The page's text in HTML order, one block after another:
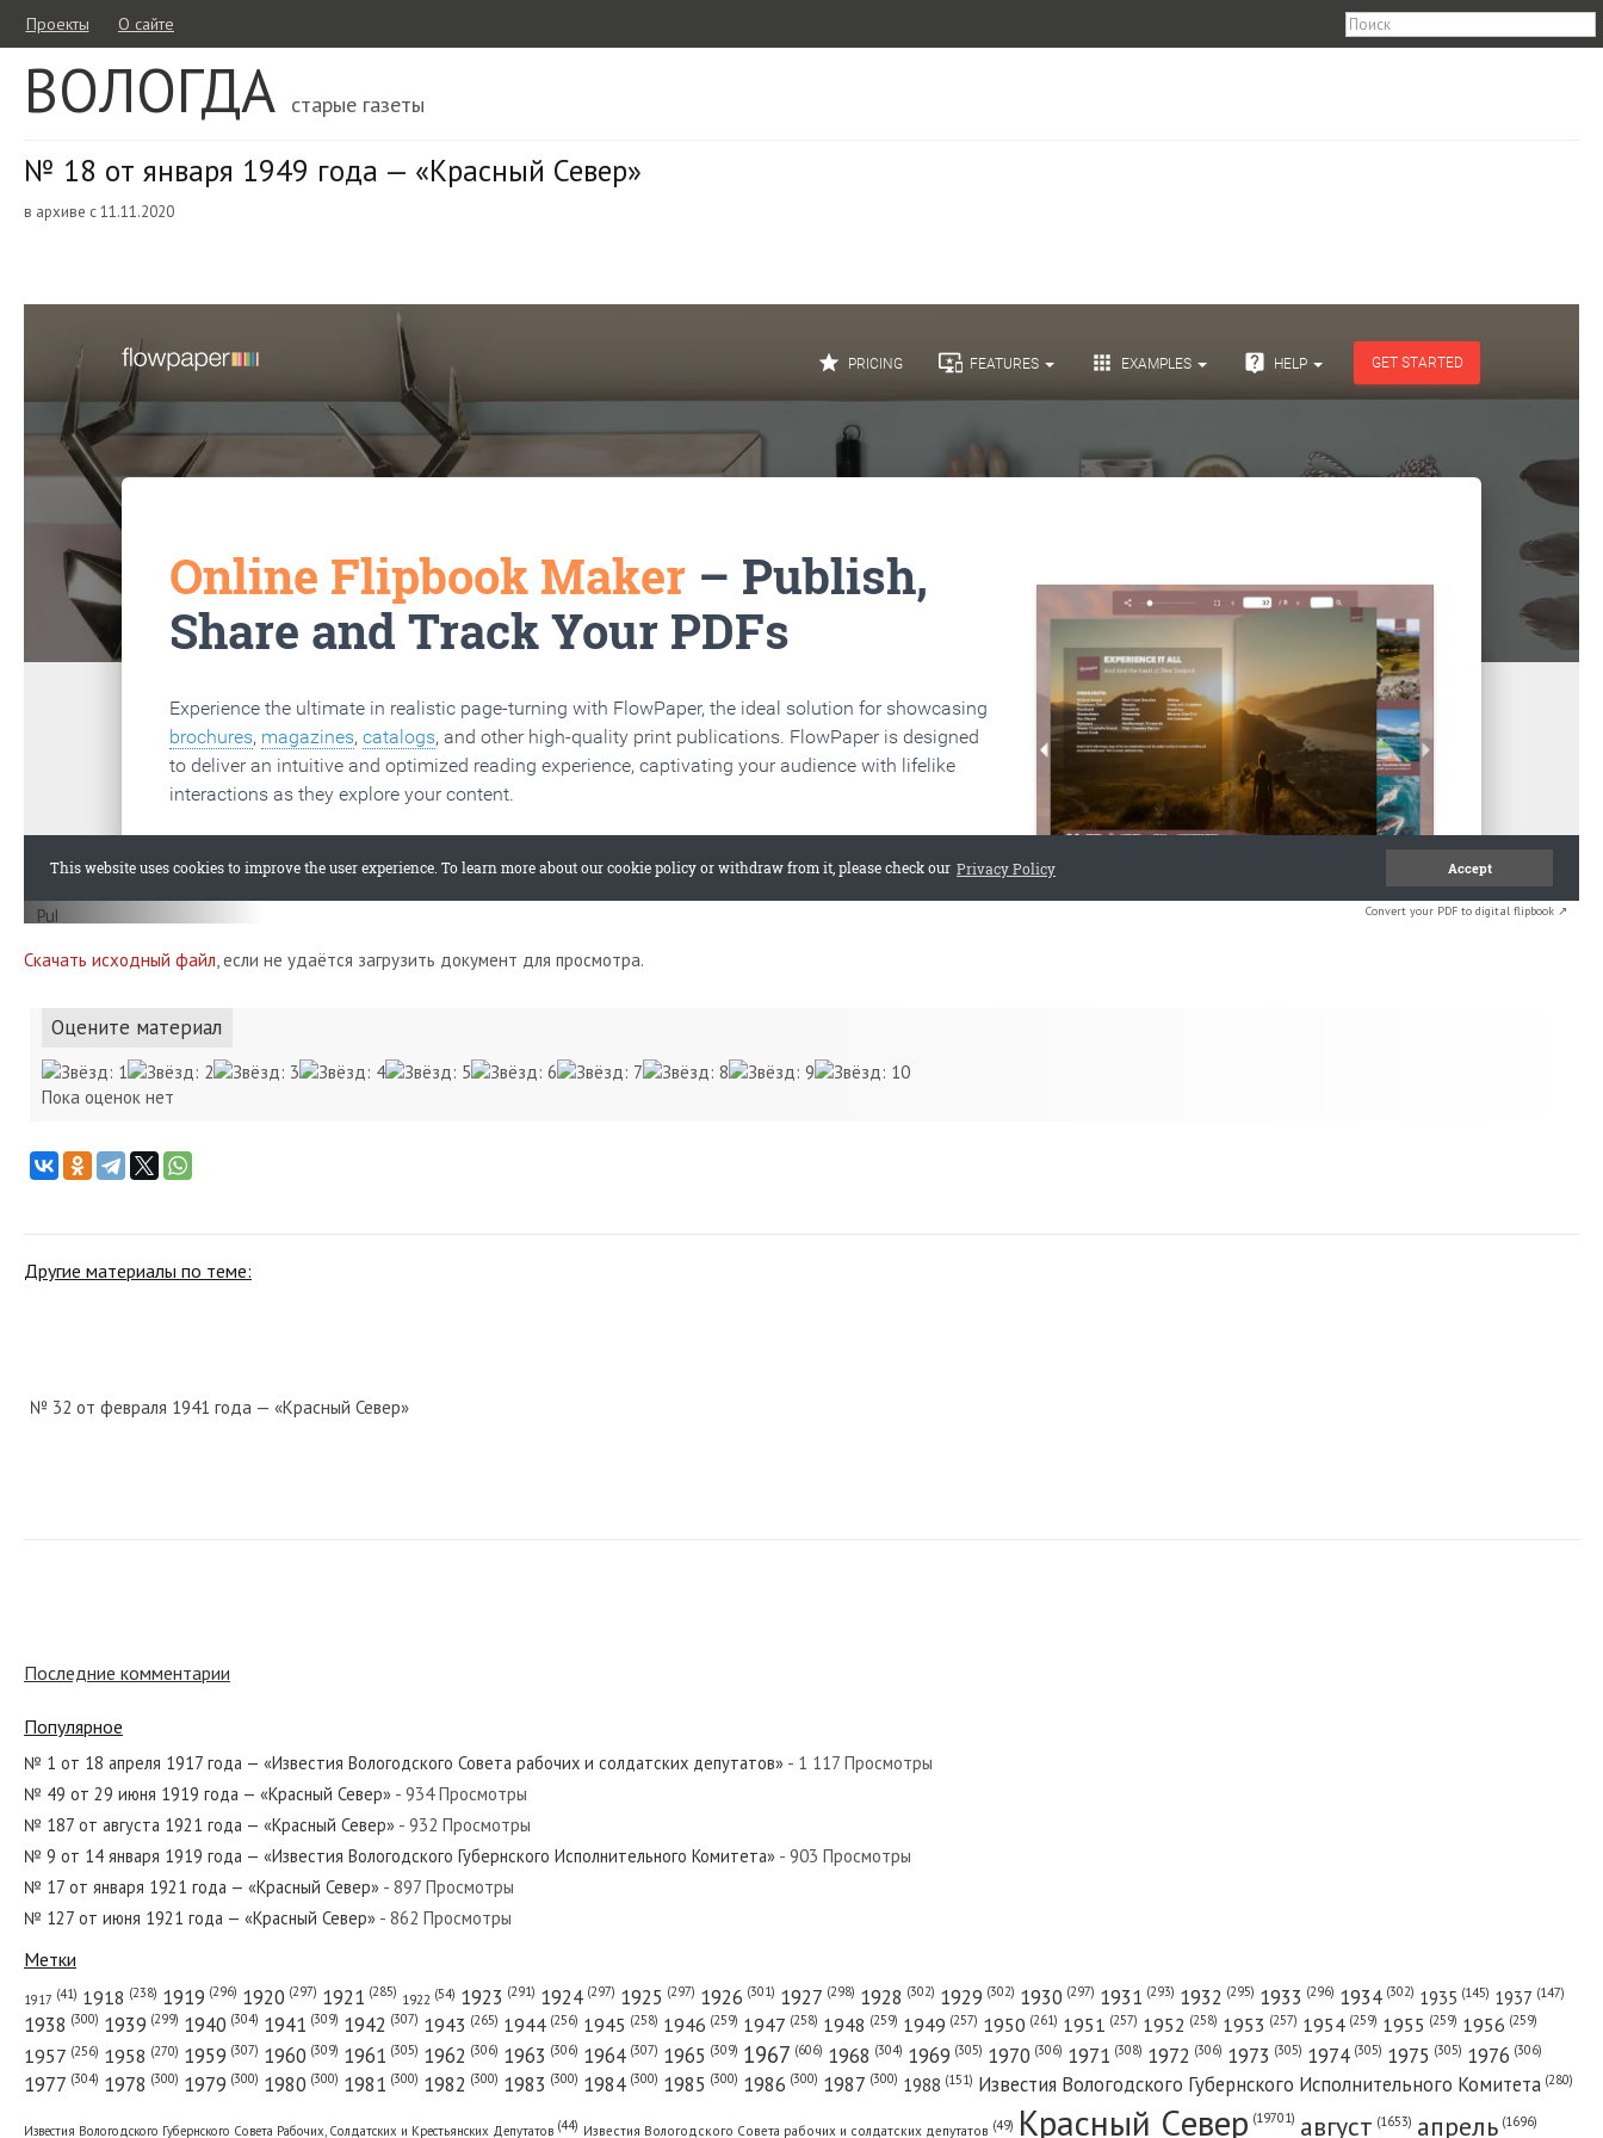
Проекты О сайте
ВОЛОГДА старые газеты
№ 18 от января 1949 года — «Красный Север»
в архиве с 11.11.2020
Convert your PDF to digital flipbook ↗
Скачать исходный файл, если не удаётся загрузить документ для просмотра.
Оцените материал
Пока оценок нет
Другие материалы по теме:
№ 32 от февраля 1941 года — «Красный Север»
№ 140 от июня 1985 года — «Красный Север»
№ 303 от декабря 1942 года — «Красный Север»
№ 171 от июля 1969 года — «Красный Север»
Последние комментарии
Популярное
№ 1 от 18 апреля 1917 года — «Известия Вологодского Совета рабочих и солдатских депутатов» - 1 117 Просмотры
№ 49 от 29 июня 1919 года — «Красный Север» - 934 Просмотры
№ 187 от августа 1921 года — «Красный Север» - 932 Просмотры
№ 9 от 14 января 1919 года — «Известия Вологодского Губернского Исполнительного Комитета» - 903 Просмотры
№ 17 от января 1921 года — «Красный Север» - 897 Просмотры
№ 127 от июня 1921 года — «Красный Север» - 862 Просмотры
Метки
1917 (41) 1918 (238) 1919 (296) 1920 (297) 1921 (285) 1922 (54) 1923 (291) 1924 (297) 1925 (297) 1926 (301) 1927 (298) 1928 (302) 1929 (302) 1930 (297) 1931 (293) 1932 (295) 1933 (296) 1934 (302) 1935 (145) 1937 (147)
1938 (300) 1939 (299) 1940 (304) 1941 (309) 1942 (307) 1943 (265) 1944 (256) 1945 (258) 1946 (259) 1947 (258) 1948 (259) 1949 (257) 1950 (261) 1951 (257) 1952 (258) 1953 (257) 1954 (259) 1955 (259) 1956 (259)
1957 (256) 1958 (270) 1959 (307) 1960 (309) 1961 (305) 1962 (306) 1963 (306) 1964 (307) 1965 (309) 1967 (606) 1968 (304) 1969 (305) 1970 (306) 1971 (308) 1972 (306) 1973 (305) 1974 (305) 1975 (305) 1976 (306)
1977 (304) 1978 (300) 1979 (300) 1980 (300) 1981 (300) 1982 (300) 1983 (300) 1984 (300) 1985 (300) 1986 (300) 1987 (300) 1988 (151) Известия Вологодского Губернского Исполнительного Комитета (280)
Известия Вологодского Губернского Совета Рабочих, Солдатских и Крестьянских Депутатов (44) Известия Вологодского Совета рабочих и солдатских депутатов (49) Красный Cевер (19701) август (1653) апрель (1696)